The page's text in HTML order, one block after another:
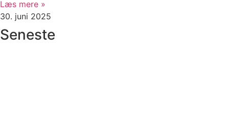
Læs mere »
30. juni 2025
Seneste